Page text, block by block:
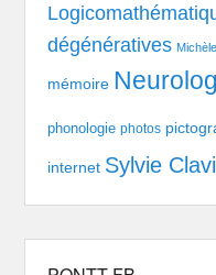
dégénératives
mémoire
phonologie photos
internet Sylvie